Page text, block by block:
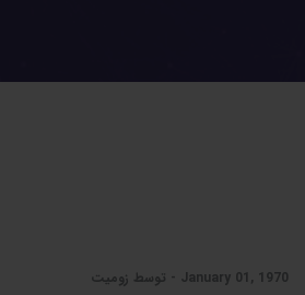
January 01, 1970 - توسط زومیت